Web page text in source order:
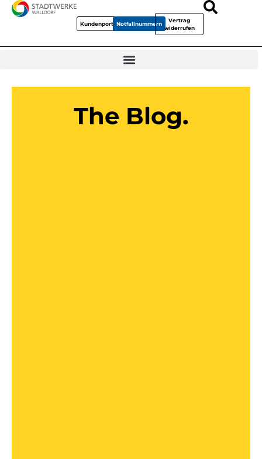
KundenportalNotfallnummern
Vertrag
widerrufen
The Blog.